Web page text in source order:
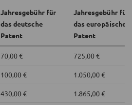
Jahresgebühr für
das deutsche
Patent
Jahresgebühr für
das europäische
Patent
70,00 € 725,00 €
100,00 € 1.050,00 €
430,00 € 1.865,00 €